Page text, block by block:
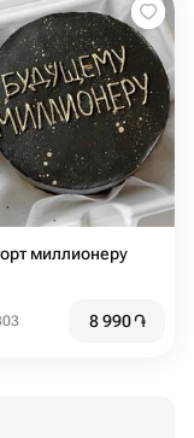
миллионеру
8 990֏